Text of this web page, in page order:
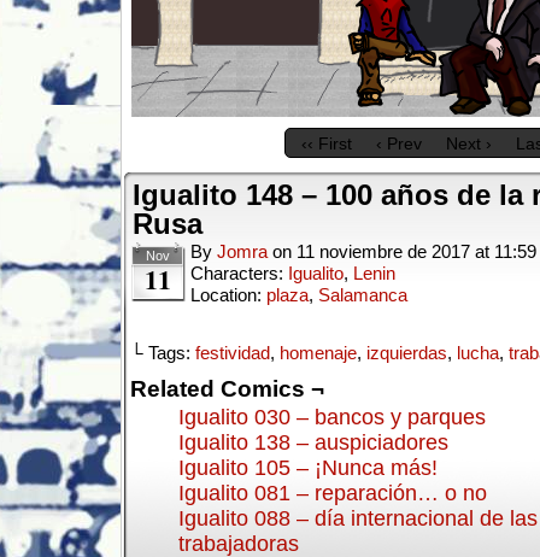
‹‹ First ‹ Prev Next ›
Igualito 148 – 100 años de la
Rusa
Nov
11
By Jomra on 11 noviembre de 2017 at
Characters: Igualito, Lenin
Location: plaza, Salamanca
└ Tags: festividad, homenaje, izquierdas, lucha,
Related Comics ¬
Igualito 030 – bancos y parques
Igualito 138 – auspiciadores
Igualito 105 – ¡Nunca más!
Igualito 081 – reparación… o no
Igualito 088 – día internacional de
trabajadoras